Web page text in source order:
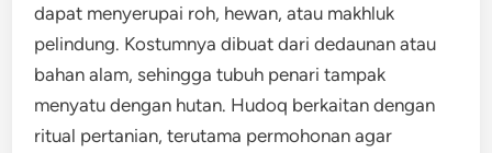
dapat menyerupai roh, hewan, atau makhluk
pelindung. Kostumnya dibuat dari dedaunan atau
bahan alam, sehingga tubuh penari tampak
menyatu dengan hutan. Hudoq berkaitan dengan
ritual pertanian, terutama permohonan agar